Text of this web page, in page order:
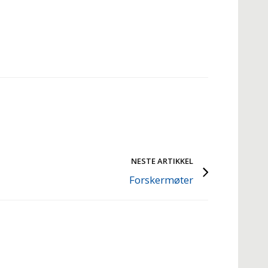
NESTE ARTIKKEL
Forskermøter